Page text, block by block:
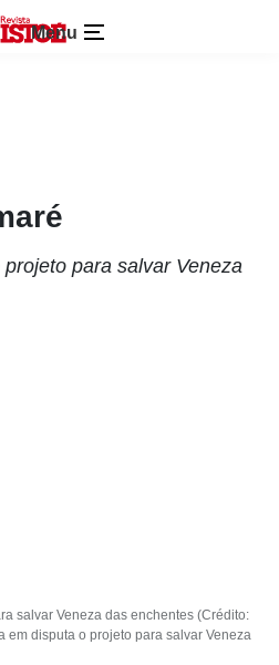
Menu
para salvar Veneza
salvar Veneza das enchentes (Crédito:
em disputa o projeto para salvar Veneza